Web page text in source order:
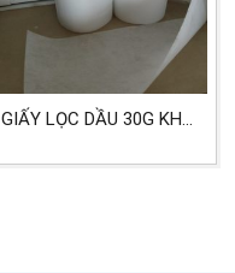
GIẤY LỌC DẦU 30G KHỔ
CÔNG NGHIỆP